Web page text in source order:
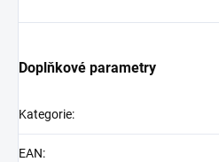
Doplňkové parametry
Kategorie:
EAN: